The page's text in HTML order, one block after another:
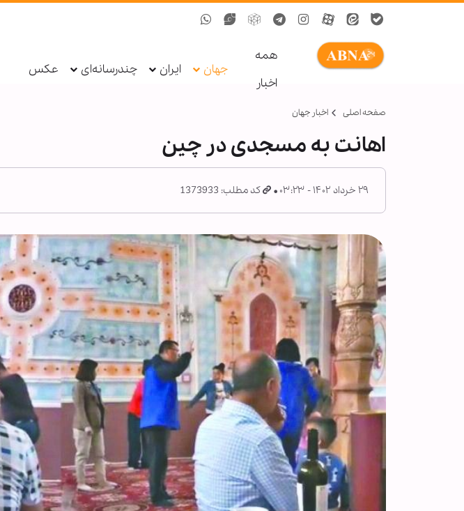
همه
اخبار
جهان ایران چندرسانه‌ای عکس
صفحه اصلی اخبار جهان
اهانت به مسجدی در چین
۲۹ خرداد ۱۴۰۲ - ۰۳:۲۳ کد مطلب: 1373933